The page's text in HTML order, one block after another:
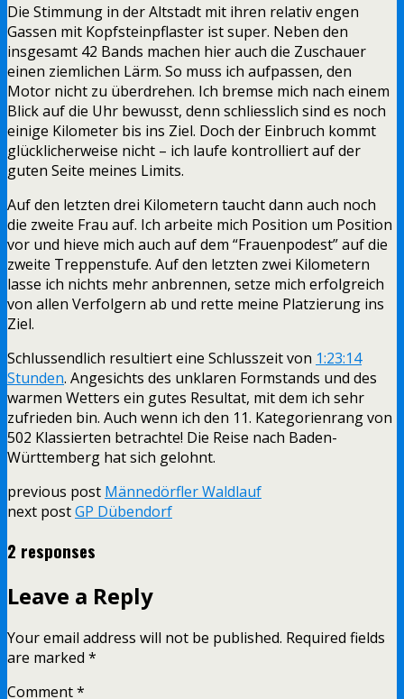
Die Stimmung in der Altstadt mit ihren relativ engen
Gassen mit Kopfsteinpflaster ist super. Neben den
insgesamt 42 Bands machen hier auch die Zuschauer
einen ziemlichen Lärm. So muss ich aufpassen, den
Motor nicht zu überdrehen. Ich bremse mich nach einem
Blick auf die Uhr bewusst, denn schliesslich sind es noch
einige Kilometer bis ins Ziel. Doch der Einbruch kommt
glücklicherweise nicht – ich laufe kontrolliert auf der
guten Seite meines Limits.
Auf den letzten drei Kilometern taucht dann auch noch
die zweite Frau auf. Ich arbeite mich Position um Position
vor und hieve mich auch auf dem “Frauenpodest” auf die
zweite Treppenstufe. Auf den letzten zwei Kilometern
lasse ich nichts mehr anbrennen, setze mich erfolgreich
von allen Verfolgern ab und rette meine Platzierung ins
Ziel.
Schlussendlich resultiert eine Schlusszeit von 1:23:14
Stunden. Angesichts des unklaren Formstands und des
warmen Wetters ein gutes Resultat, mit dem ich sehr
zufrieden bin. Auch wenn ich den 11. Kategorienrang von
502 Klassierten betrachte! Die Reise nach Baden-
Württemberg hat sich gelohnt.
previous post Männedörfler Waldlauf
next postGP Dübendorf
2 responses
Leave a Reply
Your email address will not be published. Required fields
are marked *
Comment*